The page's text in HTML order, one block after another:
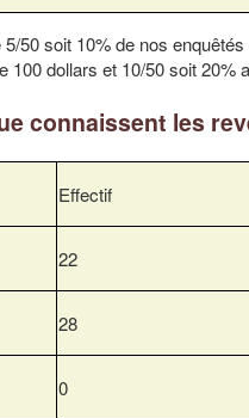
50 soit 10% de nos
dollars et 10/50 soit 20%
connaissent les
Effectif
22
28
0